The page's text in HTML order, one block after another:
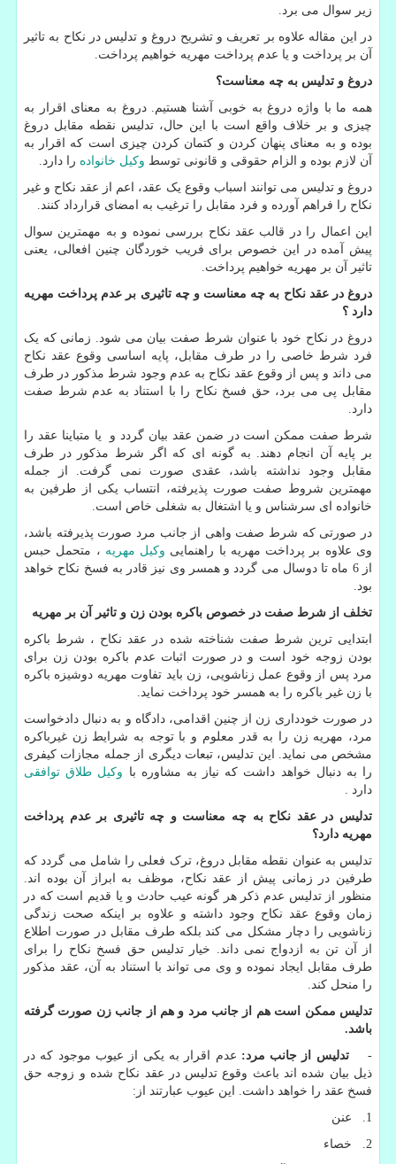
زیر سوال می برد.
در این مقاله علاوه بر تعریف و تشریح دروغ و تدلیس در نکاح به تاثیر
آن بر پرداخت و یا عدم پرداخت مهریه خواهیم پرداخت.
دروغ و تدلیس به چه معناست؟
همه ما با واژه دروغ به خوبی آشنا هستیم. دروغ به معنای اقرار به
چیزی و بر خلاف واقع است با این حال، تدلیس نقطه مقابل دروغ
بوده و به معنای پنهان کردن و کتمان کردن چیزی است که اقرار به
آن لازم بوده و الزام حقوقی و قانونی توسط وکیل خانواده را دارد.
دروغ و تدلیس می توانند اسباب وقوع یک عقد، اعم از عقد نکاح و غیر
نکاح را فراهم آورده و فرد مقابل را ترغیب به امضای قرارداد کنند.
این اعمال را در قالب عقد نکاح بررسی نموده و به مهمترین سوال
پیش آمده در این خصوص برای فریب خوردگان چنین افعالی، یعنی
تاثیر آن بر مهریه خواهیم پرداخت.
دروغ در عقد نکاح به چه معناست و چه تاثیری بر عدم پرداخت مهریه
دارد ؟
دروغ در نکاح خود با عنوان شرط صفت بیان می شود. زمانی که یک
فرد شرط خاصی را در طرف مقابل، پایه اساسی وقوع عقد نکاح
می داند و پس از وقوع عقد نکاح به عدم وجود شرط مذکور در طرف
مقابل پی می برد، حق فسخ نکاح را با استناد به عدم شرط صفت
دارد.
شرط صفت ممکن است در ضمن عقد بیان گردد و یا متباینا عقد را
بر پایه آن انجام دهند. به گونه ای که اگر شرط مذکور در طرف
مقابل وجود نداشته باشد، عقدی صورت نمی گرفت. از جمله
مهمترین شروط صفت صورت پذیرفته، انتساب یکی از طرفین به
خانواده ای سرشناس و یا اشتغال به شغلی خاص است.
در صورتی که شرط صفت واهی از جانب مرد صورت پذیرفته باشد،
وی علاوه بر پرداخت مهریه با راهنمایی وکیل مهریه ، متحمل حبس
از 6 ماه تا دوسال می گردد و همسر وی نیز قادر به فسخ نکاح خواهد
بود.
تخلف از شرط صفت در خصوص باکره بودن زن و تاثیر آن بر مهریه
ابتدایی ترین شرط صفت شناخته شده در عقد نکاح ، شرط باکره
بودن زوجه خود است و در صورت اثبات عدم باکره بودن زن برای
مرد پس از وقوع عمل زناشویی، زن باید تفاوت مهریه دوشیزه باکره
با زن غیر باکره را به همسر خود پرداخت نماید.
در صورت خودداری زن از چنین اقدامی، دادگاه و به دنبال دادخواست
مرد، مهریه زن را به قدر معلوم و با توجه به شرایط زن غیرباکره
مشخص می نماید. این تدلیس، تبعات دیگری از جمله مجازات کیفری
را به دنبال خواهد داشت که نیاز به مشاوره با وکیل طلاق توافقی
دارد .
تدلیس در عقد نکاح به چه معناست و چه تاثیری بر عدم پرداخت
مهریه دارد؟
تدلیس به عنوان نقطه مقابل دروغ، ترک فعلی را شامل می گردد که
طرفین در زمانی پیش از عقد نکاح، موظف به ابراز آن بوده اند.
منظور از تدلیس عدم ذکر هر گونه عیب حادث و یا قدیم است که در
زمان وقوع عقد نکاح وجود داشته و علاوه بر اینکه صحت زندگی
زناشویی را دچار مشکل می کند بلکه طرف مقابل در صورت اطلاع
از آن تن به ازدواج نمی داند. خیار تدلیس حق فسخ نکاح را برای
طرف مقابل ایجاد نموده و وی می تواند با استناد به آن، عقد مذکور
را منحل کند.
تدلیس ممکن است هم از جانب مرد و هم از جانب زن صورت گرفته
باشد.
-تدلیس از جانب مرد: عدم اقرار به یکی از عیوب موجود که در
ذیل بیان شده اند باعث وقوع تدلیس در عقد نکاح شده و زوجه حق
فسخ عقد را خواهد داشت. این عیوب عبارتند از:
1. عنن
2. خصاء